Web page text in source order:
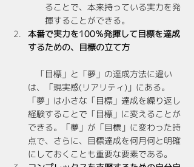
ることで、本来持っている実力を発
揮することができる。
本番で実力を100％発揮して目標を達成
するための、目標の立て方
「目標」と「夢」の達成方法に違い
は、「現実感(リアリティ)」にある。
「夢」は小さな「目標」達成を繰り返し
経験することで「目標」に変えることが
できる。「夢」が「目標」に変わった時
点で、さらに、目標達成を何月何と明確
にしておくことも重要な要素である。